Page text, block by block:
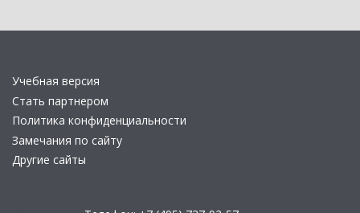
Учебная версия
Стать партнером
Политика конфиденциальности
Замечания по сайту
Другие сайты